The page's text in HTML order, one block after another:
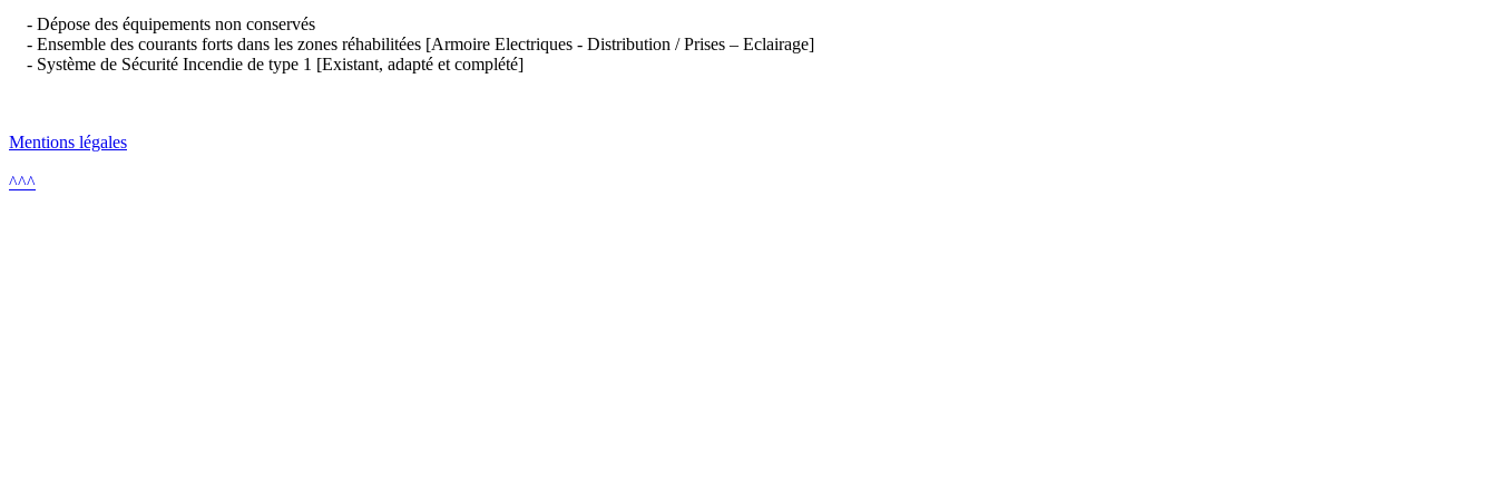
- Dépose des équipements non conservés
- Ensemble des courants forts dans les zones réhabilitées [Armoire Electriques - Distribution / Prises – Eclairage]
- Système de Sécurité Incendie de type 1 [Existant, adapté et complété]
Mentions légales
^^^